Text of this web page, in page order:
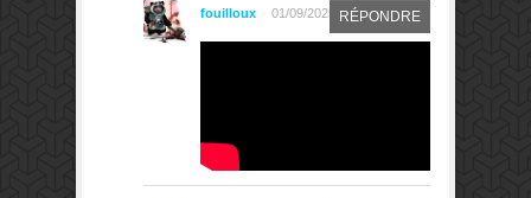
fouilloux 01/09/2025 RÉPONDRE